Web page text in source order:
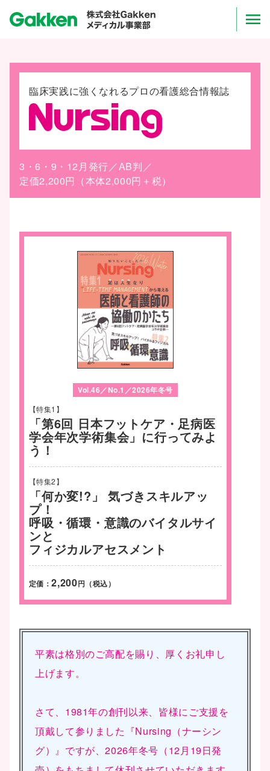
menu
臨床実践に強くなれるプロの看護総合情報誌
3・6・9・12月発行／AB判／
定価2,200円（本体2,000円＋税）
Vol.46／No.1／2026年冬号
【特集1】
「第6回 日本フットケア・足病医
学会年次学術集会」に行ってみよ
う！
【特集2】
「何か変!?」 気づきスキルアッ
プ！
呼吸・循環・意識のバイタルサイ
ンと
フィジカルアセスメント
定価：2,200円（税込）
平素は格別のご高配を賜り、厚くお礼申し
上げます。
さて、1981年の創刊以来、皆様にご支援を
頂戴して参りました『Nursing（ナーシン
グ）』ですが、2026年冬号（12月19日発